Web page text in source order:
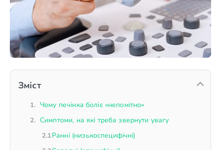
Зміст
Чому печінка боліє «непомітно»
Симптоми, на які треба звернути увагу
Ранні (низькоспецифічні)